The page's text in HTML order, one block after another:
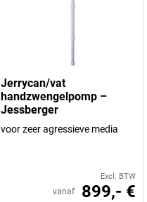
Jerrycan/vat
handzwengelpomp –
Jessberger
voor zeer agressieve media
Excl. BTW
vanaf 899,- €